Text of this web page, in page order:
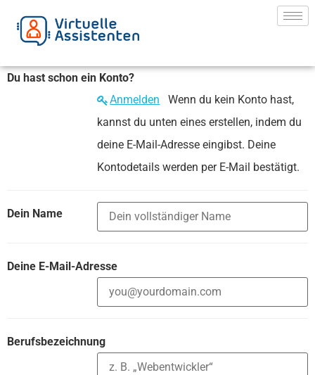
Du hast schon ein Konto?
Anmelden
Wenn du kein Konto hast,
kannst du unten eines erstellen, indem du
deine E-Mail-Adresse eingibst. Deine
Kontodetails werden per E-Mail bestätigt.
Dein Name
Deine E-Mail-Adresse
Berufsbezeichnung